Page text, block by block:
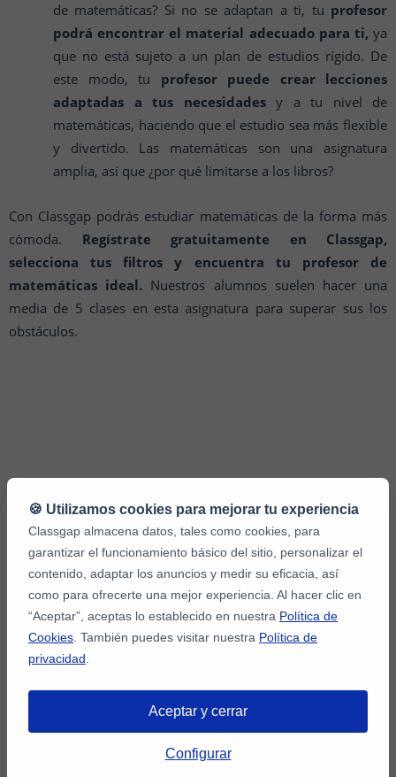
de matemáticas? Si no se adaptan a ti, tu profesor
podrá encontrar el material adecuado para ti, ya
que no está sujeto a un plan de estudios rígido. De
este modo, tu profesor puede crear lecciones
adaptadas a tus necesidadesy a tu nivel de
matemáticas, haciendo que el estudio sea más flexible
y divertido. Las matemáticas son una asignatura
amplia, así que ¿por qué limitarse a los libros?
Con Classgap podrás estudiar matemáticas de la forma más
cómoda. Regístrate gratuitamente en Classgap,
selecciona tus filtros y encuentra tu profesor de
matemáticas ideal. Nuestros alumnos suelen hacer una
media de 5 clases en esta asignatura para superar sus los
obstáculos.
Otros artículos relacionados que te interesarán:
Encuentra a tu profesor de matemáticas online
Juegos para motivarte con las matemáticas online
Consejos para aprender matemáticas online
🍪 Utilizamos cookies para mejorar tu experiencia
Classgap almacena datos, tales como cookies, para
garantizar el funcionamiento básico del sitio, personalizar el
contenido, adaptar los anuncios y medir su eficacia, así
como para ofrecerte una mejor experiencia. Al hacer clic en
“Aceptar”, aceptas lo establecido en nuestra Política de
Cookies . También puedes visitar nuestra Política de
privacidad
Aceptar y cerrar
Configurar